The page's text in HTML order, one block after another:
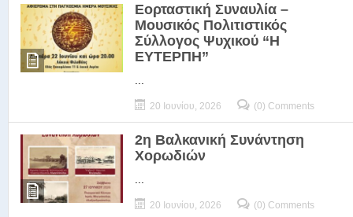
Εορταστική Συναυλία –
Μουσικός Πολιτιστικός
Σύλλογος Ψυχικού “Η
ΕΥΤΕΡΠΗ”
20 Ιουνίου, 2026 (0) Comments
2η Βαλκανική Συνάντηση
Χορωδιών
20 Ιουνίου, 2026 (0) Comments